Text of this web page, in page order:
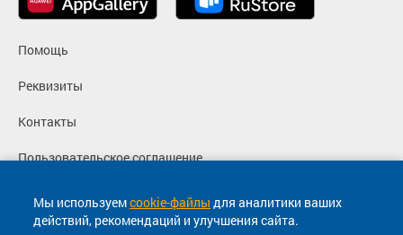
Мы используемcookie-файлы для аналитики ваших
действий, рекомендаций и улучшения сайта.
Помощь
Реквизиты
Контакты
Пользовательское соглашение
Политика конфиденциальности
Согласие на маркетинговые сообщения